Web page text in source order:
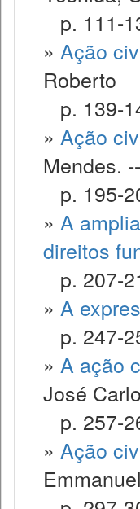
p. 111-
» Ação
Roberto
p. 139-
» Ação
Mendes. --
p. 195-
» A
direitos
p. 207-
» A
p. 247-
» A ação
José
p. 257-
» Ação
Emmanuel